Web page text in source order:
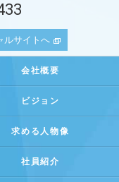
ルサイトへ
会社概要
ビジョン
求める人物像
社員紹介